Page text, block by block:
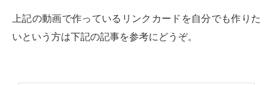
上記の動画で作っているリンクカードを自分でも作りた
いという方は下記の記事を参考にどうぞ。